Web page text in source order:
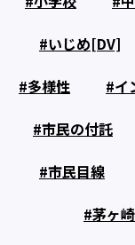
いじめ[DV]
多様性
イ
市民の付託
市民目線
茅ヶ